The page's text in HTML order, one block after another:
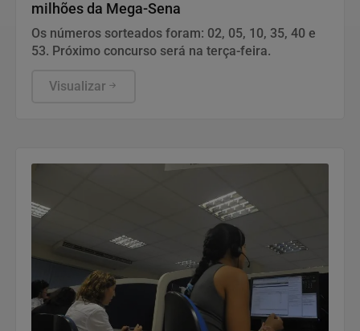
milhões da Mega-Sena
Os números sorteados foram: 02, 05, 10, 35, 40 e
53. Próximo concurso será na terça-feira.
Visualizar